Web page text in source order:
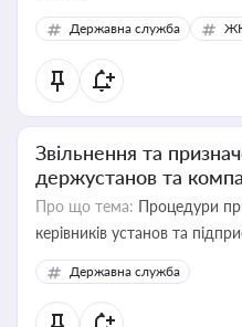
Державна служба
Звільнення та
держустанов та
Про що тема: Процедури
керівників установ та
Державна служба